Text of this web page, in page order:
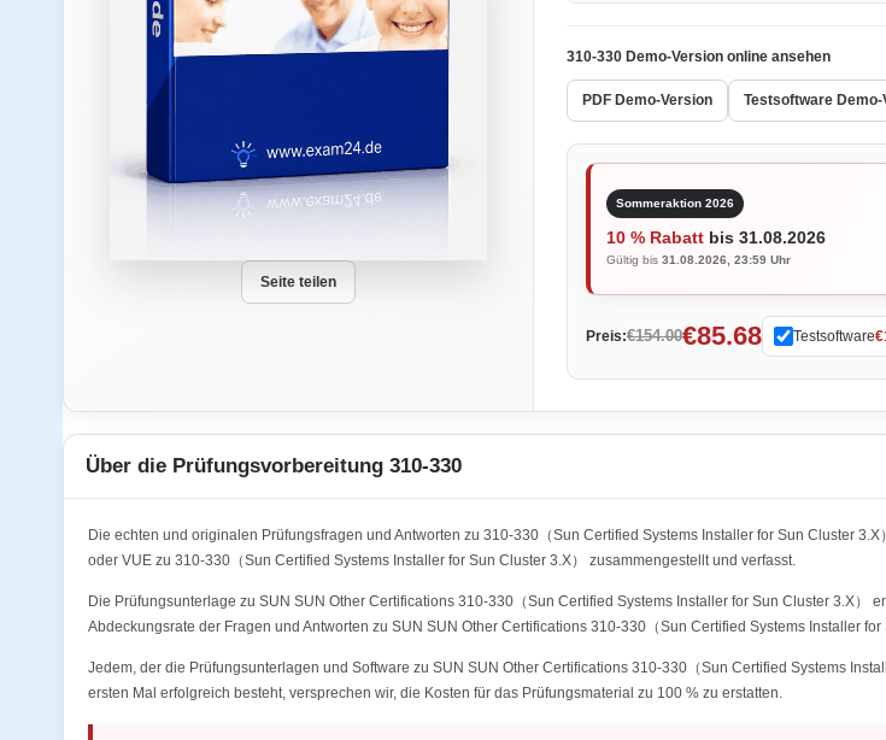
Seite teilen
310-330 Demo-Version online ansehen
PDF Demo-Version Testsoftware Demo-
Sommeraktion 2026
10 % Rabatt bis 31.08.2026
Gültig bis 31.08.2026, 23:59 Uhr
Preis:€154.00€85.68 Testsoftware
Über die Prüfungsvorbereitung 310-330
Die echten und originalen Prüfungsfragen und Antworten zu 310-330（Sun Certified Systems Installer for Sun Cluster
oder VUE zu 310-330（Sun Certified Systems Installer for Sun Cluster 3.X） zusammengestellt und verfasst.
Die Prüfungsunterlage zu SUN SUN Other Certifications 310-330（Sun Certified Systems Installer for Sun Cluster 3.X
Abdeckungsrate der Fragen und Antworten zu SUN SUN Other Certifications 310-330（Sun Certified Systems Installer
Jedem, der die Prüfungsunterlagen und Software zu SUN SUN Other Certifications 310-330（Sun Certified Systems
ersten Mal erfolgreich besteht, versprechen wir, die Kosten für das Prüfungsmaterial zu 100 % zu erstatten.